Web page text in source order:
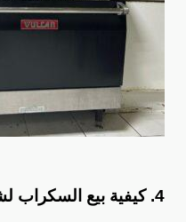
4. كيفية بيع السكراب لشركة الحسين في الدمام